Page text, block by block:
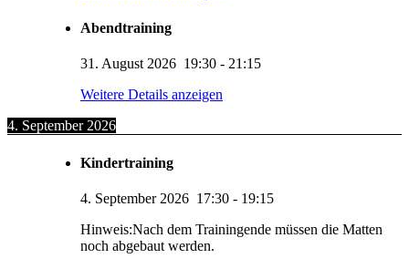
Abendtraining
31. August 2026 19:30 - 21:15
Weitere Details anzeigen
4. September 2026
Kindertraining
4. September 2026 17:30 - 19:15
Hinweis:Nach dem Trainingende müssen die Matten
noch abgebaut werden.